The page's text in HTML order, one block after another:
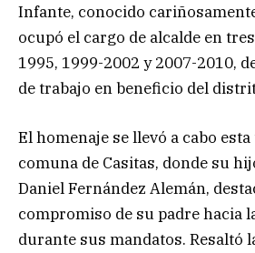
Infante, conocido
ocupó el cargo de alcalde en
1995, 1999-2002 y 2007-2010,
de trabajo en beneficio del
El homenaje se llevó a cabo
comuna de Casitas, donde su
Daniel Fernández Alemán,
compromiso de su padre hacia
durante sus mandatos. Resaltó